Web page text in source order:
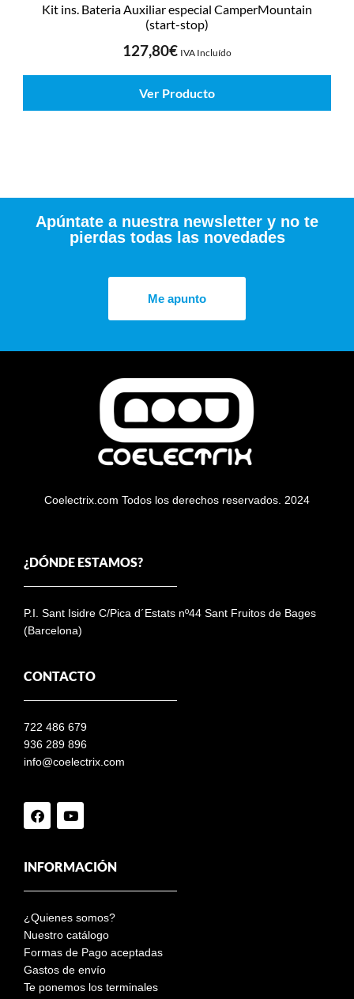
Kit ins. Bateria Auxiliar especial CamperMountain
(start-stop)
127,80€ IVA Incluído
Ver Producto
Apúntate a nuestra newsletter y no te
pierdas todas las novedades
Me apunto
Coelectrix.com Todos los derechos reservados. 2024
¿DÓNDE ESTAMOS?
P.I. Sant Isidre C/Pica d´Estats nº44 Sant Fruitos de Bages
(Barcelona)
CONTACTO
722 486 679
936 289 896
info@coelectrix.com
INFORMACIÓN
¿Quienes somos?
Nuestro catálogo
Formas de Pago aceptadas
Gastos de envío
Te ponemos los terminales